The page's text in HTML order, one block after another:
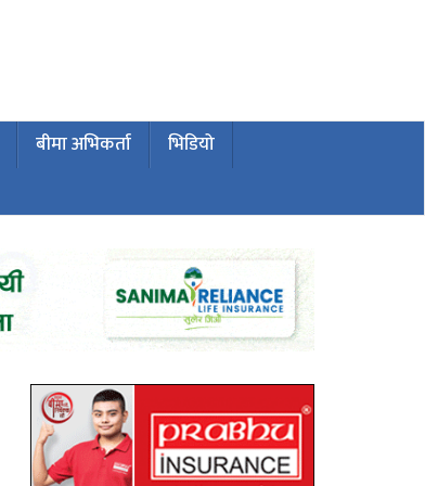
बीमा अभिकर्ता
भिडियो